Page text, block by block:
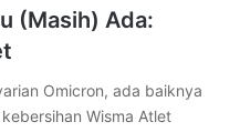
(Masih) Ada:
Omicron, ada baiknya
Wisma Atlet